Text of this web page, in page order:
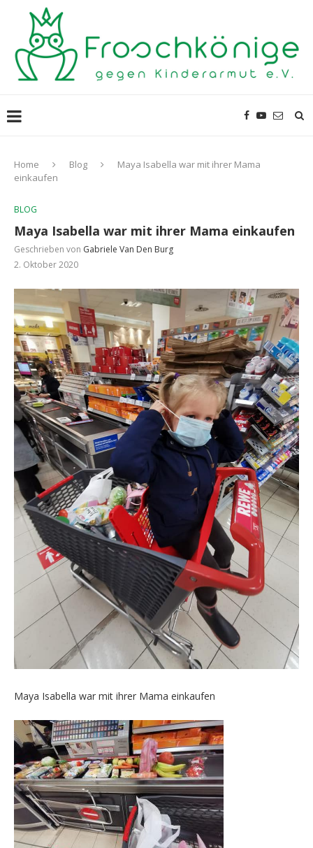
Home Blog
Maya Isabella war mit ihrer Mama
einkaufen
BLOG
Maya Isabella war mit ihrer Mama einkaufen
Geschrieben von Gabriele Van Den Burg
2. Oktober 2020
Maya Isabella war mit ihrer Mama einkaufen